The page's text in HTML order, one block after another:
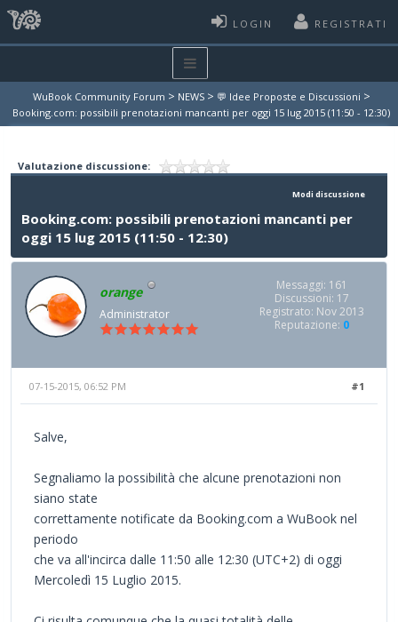
LOGIN REGISTRATI
WuBook Community Forum > NEWS > 💬 Idee Proposte e Discussioni >
Booking.com: possibili prenotazioni mancanti per oggi 15 lug 2015 (11:50 - 12:30)
Valutazione discussione:
Modi discussione
Booking.com: possibili prenotazioni mancanti per
oggi 15 lug 2015 (11:50 - 12:30)
orange
Administrator
Messaggi: 161
Discussioni: 17
Registrato: Nov 2013
Reputazione: 0
#1
07-15-2015, 06:52 PM
Salve,
Segnaliamo la possibilità che alcune prenotazioni non
siano state
correttamente notificate da Booking.com a WuBook nel
periodo
che va all'incirca dalle 11:50 alle 12:30 (UTC+2) di oggi
Mercoledì 15 Luglio 2015.